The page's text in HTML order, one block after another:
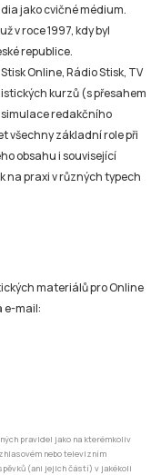
jako cvičné médium.
v roce 1997, kdy byl
republice.
Online, Rádio Stisk, TV
kurzů (s přesahem
redakčního
všechny základní role při
obsahu i související
na praxi v různých typech
materiálů pro Online
e-mail:
pravidel jako na kterémkoliv
nebo televizním
(ani jejich částí) v jakékoli